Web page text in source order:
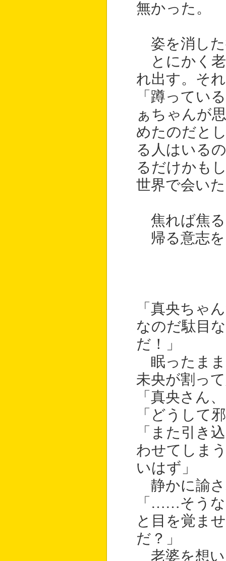
無かった。
姿を消した
とにかく老
れ出す。そ
「蹲ってい
ぁちゃんが
めたのだと
る人はいる
るだけかも
世界で会い
焦れば焦る
帰る意志を
「真央ちゃ
なのだ駄目
だ！」
眠ったまま
未央が割っ
「真央さん
「どうして
「また引き
わせてしま
いはず」
静かに諭さ
「……そう
と目を覚ま
だ？」
老婆を想い